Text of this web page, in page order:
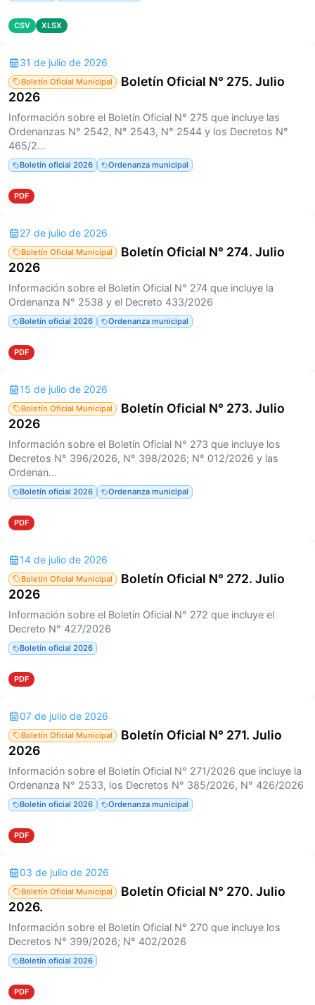
CSV XLSX
31 de julio de 2026
Boletín Oficial Municipal
Boletín Oficial N° 275. Julio
2026
Información sobre el Boletín Oficial N° 275 que incluye las
Ordenanzas N° 2542, N° 2543, N° 2544 y los Decretos N°
465/2...
Boletín oficial 2026 Ordenanza municipal
PDF
27 de julio de 2026
Boletín Oficial Municipal
Boletín Oficial N° 274. Julio
2026
Información sobre el Boletín Oficial N° 274 que incluye la
Ordenanza N° 2538 y el Decreto 433/2026
Boletín oficial 2026 Ordenanza municipal
PDF
15 de julio de 2026
Boletín Oficial Municipal
Boletín Oficial N° 273. Julio
2026
Información sobre el Boletín Oficial N° 273 que incluye los
Decretos N° 396/2026, N° 398/2026; N° 012/2026 y las
Ordenan...
Boletín oficial 2026 Ordenanza municipal
PDF
14 de julio de 2026
Boletín Oficial Municipal
Boletín Oficial N° 272. Julio
2026
Información sobre el Boletín Oficial N° 272 que incluye el
Decreto N° 427/2026
Boletín oficial 2026
PDF
07 de julio de 2026
Boletín Oficial Municipal
Boletín Oficial N° 271. Julio
2026
Información sobre el Boletín Oficial N° 271/2026 que incluye la
Ordenanza N° 2533, los Decretos N° 385/2026, N° 426/2026
Boletín oficial 2026 Ordenanza municipal
PDF
03 de julio de 2026
Boletín Oficial Municipal
Boletín Oficial N° 270. Julio
2026.
Información sobre el Boletín Oficial N° 270 que incluye los
Decretos N° 399/2026; N° 402/2026
Boletín oficial 2026
PDF